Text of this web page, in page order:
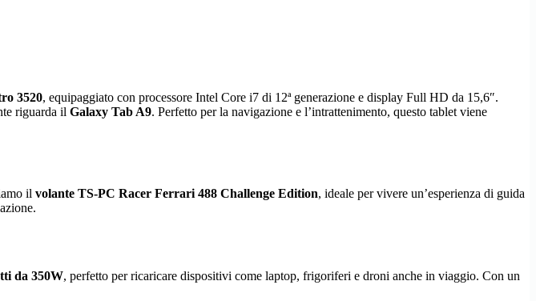
3520, equipaggiato con processore Intel Core i7 di 12ª generazione e display Full HD da 15,6″.
riguarda il Galaxy Tab A9. Perfetto per la navigazione e l’intrattenimento, questo tablet viene
il volante TS-PC Racer Ferrari 488 Challenge Edition, ideale per vivere un’esperienza di guida
da 350W, perfetto per ricaricare dispositivi come laptop, frigoriferi e droni anche in viaggio. Con un